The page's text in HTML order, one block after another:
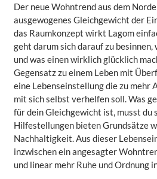
Der neue Wohntrend aus dem
ausgewogenes Gleichgewicht der
das Raumkonzept wirkt Lagom
geht darum sich darauf zu
und was einen wirklich glücklich
Gegensatz zu einem Leben mit
eine Lebenseinstellung die zu mehr
mit sich selbst verhelfen soll. Was
für dein Gleichgewicht ist, musst du
Hilfestellungen bieten Grundsätze
Nachhaltigkeit. Aus dieser
inzwischen ein angesagter
und linear mehr Ruhe und Ordnung